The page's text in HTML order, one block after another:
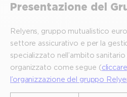
Presentazione del
Relyens, gruppo mutualistico
settore assicurativo e per la
specializzato nell’ambito
organizzato come segue (
l’organizzazione del gruppo